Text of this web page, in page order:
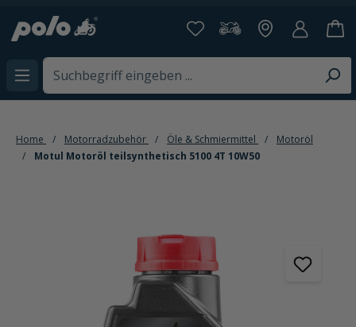
springen
Home Motorradzubehör Öle & Schmiermittel
Bildergalerie überspringen